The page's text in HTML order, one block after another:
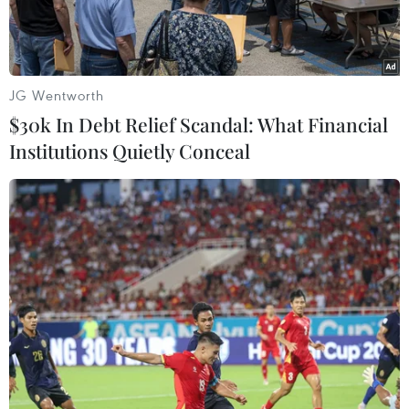
Ban tổ chức công bố các tác giả và công trình khoa học sẽ được
trao giải vào ngày 17/5 sắp tới. (Ảnh: Minh Sơn/Vietnam+)
Ban tổ chức Giải thưởng Trần Đại Nghĩa đã chốt
danh sách công trình để trao giải năm 2019
thuộc lĩnh vực như quân sự-quốc phòng, công
nghệ thông tin, nông nghiệp, xử lý môi trường...
JG Wentworth
$30k In Debt Relief Scandal: What Financial
Institutions Quietly Conceal